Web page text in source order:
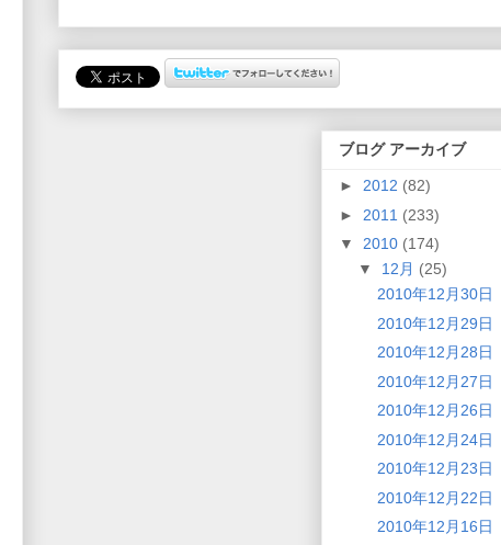
ブログ アーカイブ
► 2012 (82)
► 2011 (233)
▼ 2010 (174)
▼ 12月 (25)
2010年12月30日
2010年12月29日
2010年12月28日
2010年12月27日
2010年12月26日
2010年12月24日
2010年12月23日
2010年12月22日
2010年12月16日